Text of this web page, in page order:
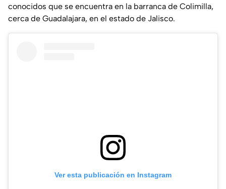
conocidos que se encuentra en la barranca de Colimilla,
cerca de Guadalajara, en el estado de Jalisco.
Ver esta publicación en Instagram